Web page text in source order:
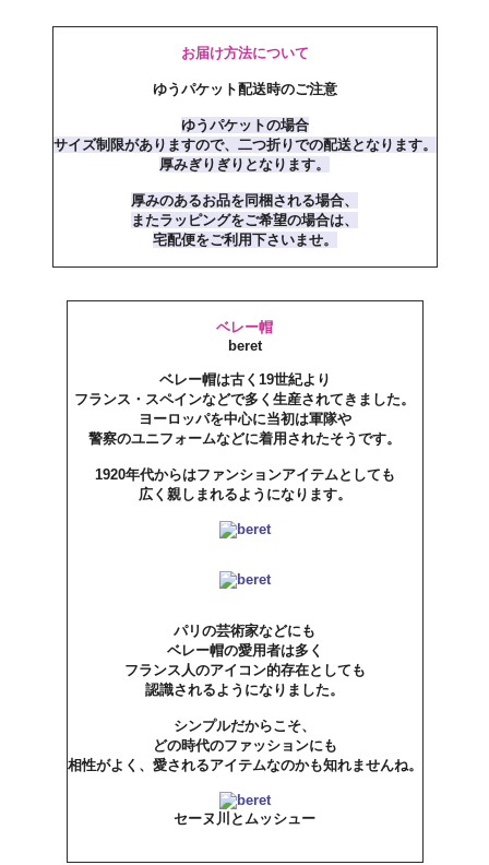
お届け方法について
ゆうパケット配送時のご注意
ゆうパケットの場合
サイズ制限がありますので、二つ折りでの配送となります。
厚みぎりぎりとなります。
厚みのあるお品を同梱される場合、
またラッピングをご希望の場合は、
宅配便をご利用下さいませ。
ベレー帽
beret
ベレー帽は古く19世紀より
フランス・スペインなどで多く生産されてきました。
ヨーロッパを中心に当初は軍隊や
警察のユニフォームなどに着用されたそうです。
1920年代からはファンションアイテムとしても
広く親しまれるようになります。
パリの芸術家などにも
ベレー帽の愛用者は多く
フランス人のアイコン的存在としても
認識されるようになりました。
シンプルだからこそ、
どの時代のファッションにも
相性がよく、愛されるアイテムなのかも知れませんね。
セーヌ川とムッシュー